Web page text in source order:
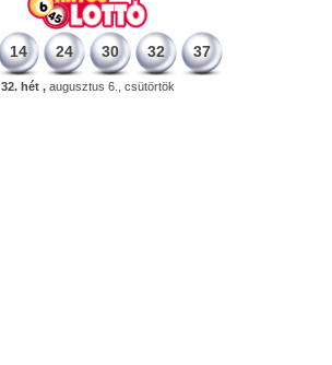
14 24 30 32 37
32. hét ,augusztus 6., csütörtök